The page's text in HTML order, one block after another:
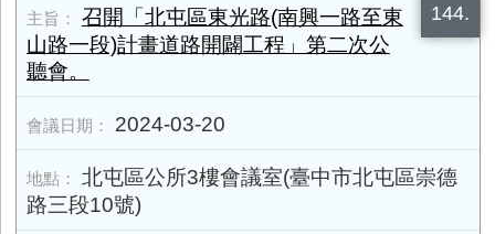
144.
召開「北屯區東光路(南興一路至東
山路一段)計畫道路開闢工程」第二次公
聽會。
2024-03-20
北屯區公所3樓會議室(臺中市北屯區崇德
路三段10號)